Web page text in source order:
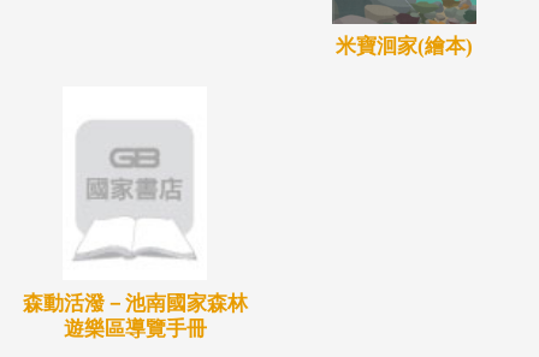
米寶洄家(繪本)
森動活潑－池南國家森林
遊樂區導覽手冊